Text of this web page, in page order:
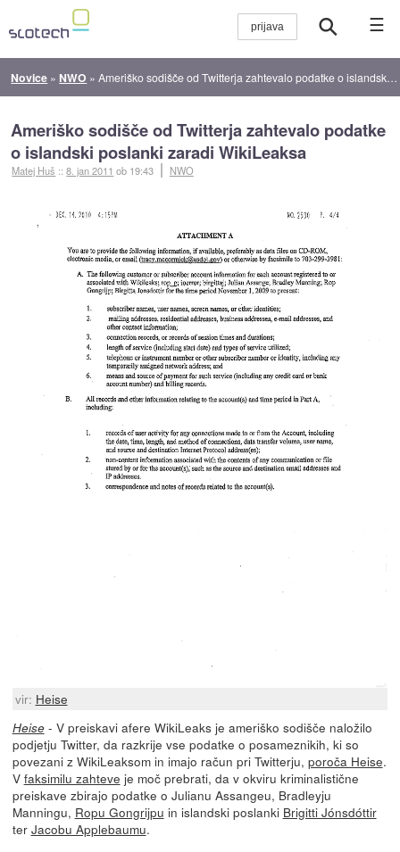
☰
Novice » NWO »Ameriško sodišče od Twitterja zahtevalo podatke o islandski poslanki zaradi WikiLeaksa
Ameriško sodišče od Twitterja zahtevalo podatke
o islandski poslanki zaradi WikiLeaksa
Matej Huš ::8. jan 2011 ob 19:43 NWO
vir: Heise
Heise- V preiskavi afere WikiLeaks je ameriško sodišče naložilo
podjetju Twitter, da razkrije vse podatke o posameznikih, ki so
povezani z WikiLeaksom in imajo račun pri Twitterju, poroča Heise.
V faksimilu zahteve je moč prebrati, da v okviru kriminalistične
preiskave zbirajo podatke o Julianu Assangeu, Bradleyju
Manningu, Ropu Gongrijpu in islandski poslanki Brigitti Jónsdóttir
ter Jacobu Applebaumu.